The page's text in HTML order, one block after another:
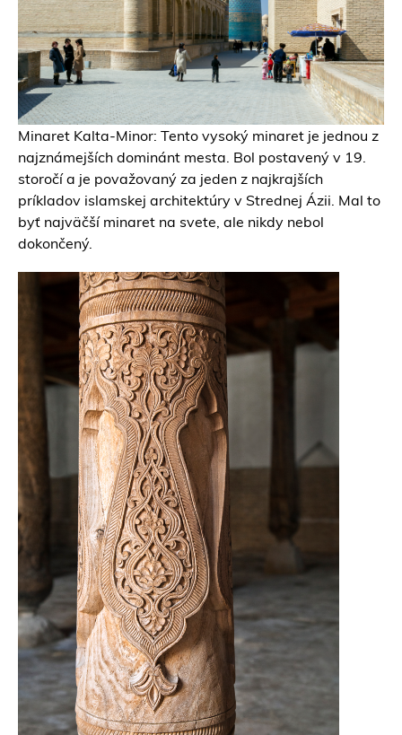
Minaret Kalta-Minor: Tento vysoký minaret je jednou z
najznámejších dominánt mesta. Bol postavený v 19.
storočí a je považovaný za jeden z najkrajších
príkladov islamskej architektúry v Strednej Ázii. Mal to
byť najväčší minaret na svete, ale nikdy nebol
dokončený.